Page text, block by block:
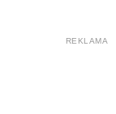
REKLAMA